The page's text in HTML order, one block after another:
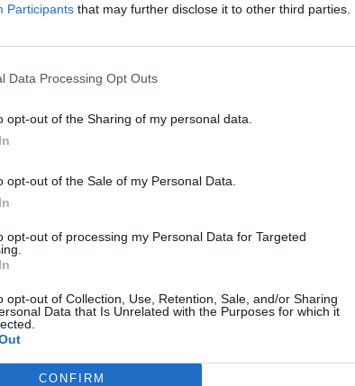
Participants that may further disclose it to other third parties.
Data Processing Opt Outs
opt-out of the Sharing of my personal data.
opt-out of the Sale of my Personal Data.
opt-out of processing my Personal Data for Targeted
opt-out of Collection, Use, Retention, Sale, and/or Sharing
Data that Is Unrelated with the Purposes for which it
CONFIRM
fő típusa van: a finomított, az hidegen
a szűz kókuszolaj. Ezek között azonban
módszert és az olaj minőségét
az a változata, melyet
hőmérsékleten, kizárólag préseléssel